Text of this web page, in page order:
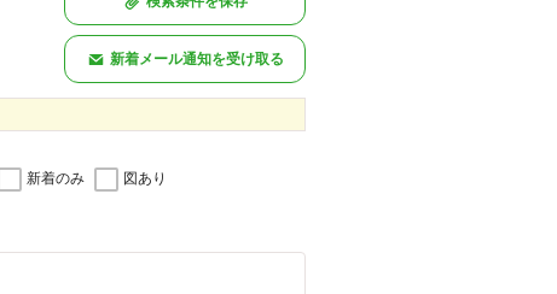
新着メール通知を受け取る
新着のみ 図あり